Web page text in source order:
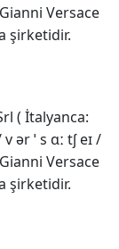
Versace
şirketidir.
( İtalyanca:
ər ˈ s ɑː tʃ eɪ /
Versace
şirketidir.